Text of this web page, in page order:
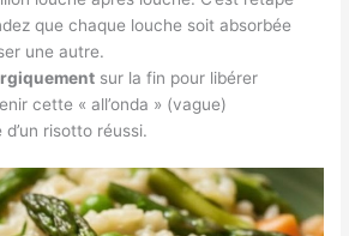
que chaque louche soit absorbée
une autre.
sur la fin pour libérer
cette « all’onda » (vague)
risotto réussi.